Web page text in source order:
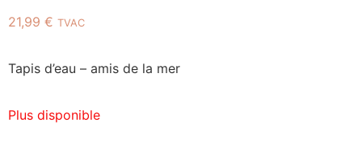
21,99 € TVAC
Tapis d’eau – amis de la mer
Plus disponible